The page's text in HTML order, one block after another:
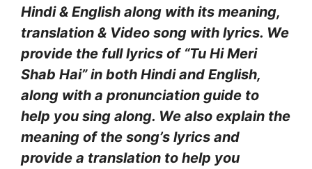
Hindi & English along with its meaning,
translation & Video song with lyrics. We
provide the full lyrics of “Tu Hi Meri
Shab Hai” in both Hindi and English,
along with a pronunciation guide to
help you sing along. We also explain the
meaning of the song’s lyrics and
provide a translation to help you